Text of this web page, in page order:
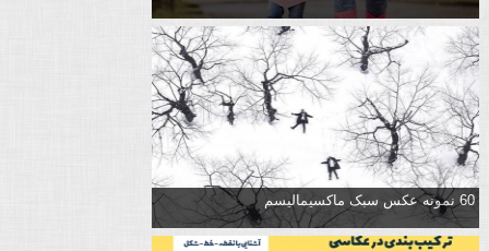
60 نمونه عکس سبک ماکسیمالیسم